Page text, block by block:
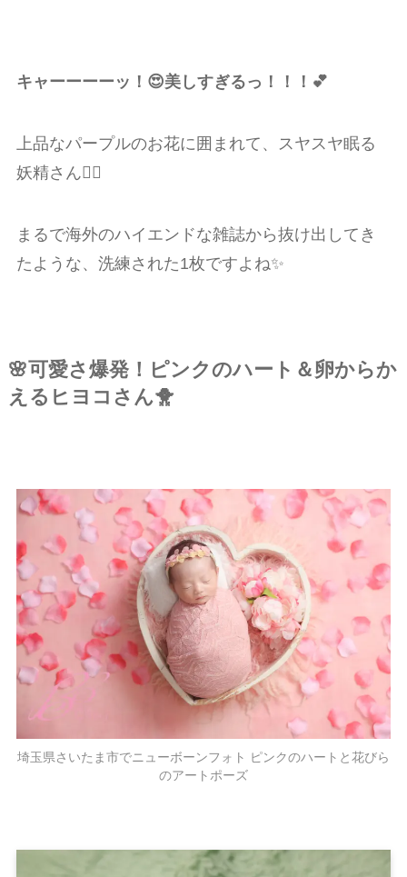
キャーーーーッ！😍美しすぎるっ！！！💕
上品なパープルのお花に囲まれて、スヤスヤ眠る
妖精さん🧚‍♀️
まるで海外のハイエンドな雑誌から抜け出してき
たような、洗練された1枚ですよね✨
🌸可愛さ爆発！ピンクのハート＆卵からか
えるヒヨコさん🐥
埼玉県さいたま市でニューボーンフォト ピンクのハートと花びら
のアートポーズ